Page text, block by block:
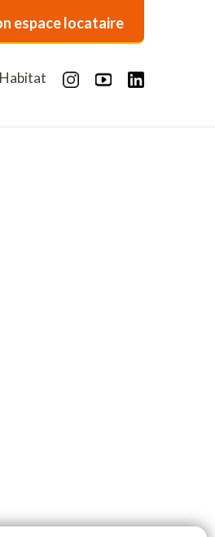
espace locataire